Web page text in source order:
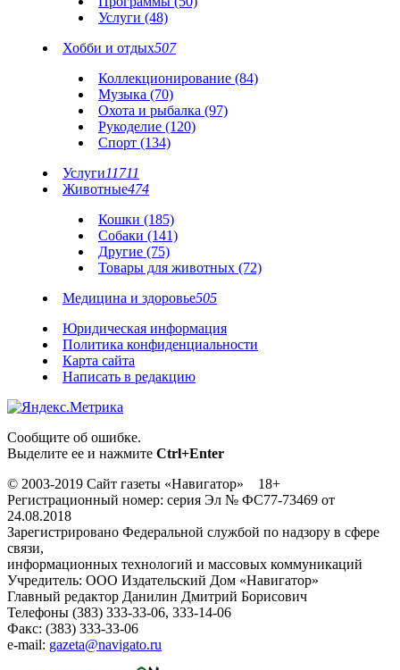
Услуги (48)
Хобби и отдых507
Коллекционирование (84)
Музыка (70)
Охота и рыбалка (97)
Рукоделие (120)
Спорт (134)
Услуги11711
Животные474
Кошки (185)
Собаки (141)
Другие (75)
Товары для животных (72)
Медицина и здоровье505
Юридическая информация
Политика конфиденциальности
Карта сайта
Написать в редакцию
Сообщите об ошибке.
Выделите ее и нажмите Ctrl+Enter
© 2003-2019 Сайт газеты «Навигатор» 18+
Регистрационный номер: серия Эл № ФС77-73469 от
24.08.2018
Зарегистрировано Федеральной службой по надзору в сфере
связи,
информационных технологий и массовых коммуникаций
Учредитель: ООО Издательский Дом «Навигатор»
Главный редактор Данилин Дмитрий Борисович
Телефоны (383) 333-33-06, 333-14-06
Факс: (383) 333-33-06
e-mail: gazeta@navigato.ru